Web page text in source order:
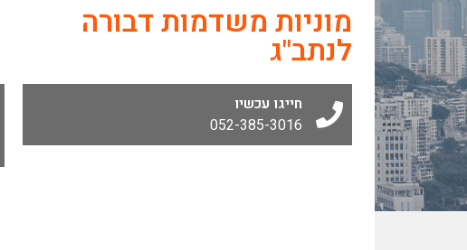
מוניות משדמות דבורה
לנתב"ג
חייגו עכשיו
052-385-3016